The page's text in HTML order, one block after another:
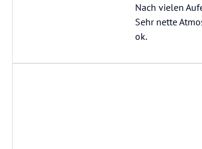
Nach vielen
Sehr nette
ok.